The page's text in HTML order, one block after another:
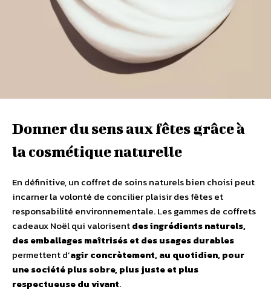
Donner du sens aux fêtes grâce à
la cosmétique naturelle
En définitive, un coffret de soins naturels bien choisi peut
incarner la volonté de concilier plaisir des fêtes et
responsabilité environnementale. Les gammes de coffrets
cadeaux Noël qui valorisentdes ingrédients naturels,
des emballages maîtrisés et des usages durables
permettent d’agir concrètement, au quotidien, pour
une société plus sobre, plus juste et plus
respectueuse du vivant.